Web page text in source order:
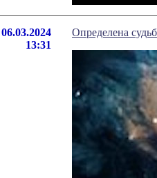
06.03.2024
13:31
Определена